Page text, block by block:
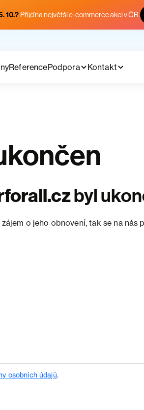
10.? Přijď na největší e-commerce akci v ČR.
ReferencePodpora Kontakt
byl
o jeho obnovení, tak se na nás
osobních údajů.